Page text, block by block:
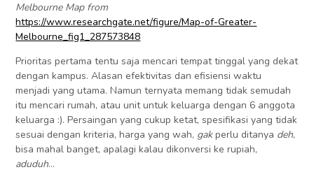
Melbourne Map from
https://www.researchgate.net/figure/Map-of-Greater-
Melbourne_fig1_287573848
Prioritas pertama tentu saja mencari tempat tinggal yang dekat
dengan kampus. Alasan efektivitas dan efisiensi waktu
menjadi yang utama. Namun ternyata memang tidak semudah
itu mencari rumah, atau unit untuk keluarga dengan 6 anggota
keluarga :). Persaingan yang cukup ketat, spesifikasi yang tidak
sesuai dengan kriteria, harga yang wah, gakperlu ditanya deh,
bisa mahal banget, apalagi kalau dikonversi ke rupiah,
aduduh…